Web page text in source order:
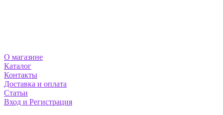
О магазине
Каталог
Контакты
Доставка и оплата
Статьи
Вход и Регистрация